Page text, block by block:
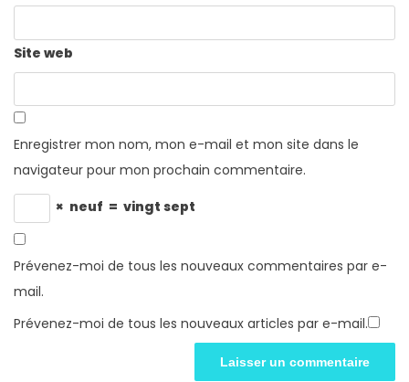
Site web
Enregistrer mon nom, mon e-mail et mon site dans le
navigateur pour mon prochain commentaire.
× neuf = vingt sept
Prévenez-moi de tous les nouveaux commentaires par e-
mail.
Prévenez-moi de tous les nouveaux articles par e-mail.